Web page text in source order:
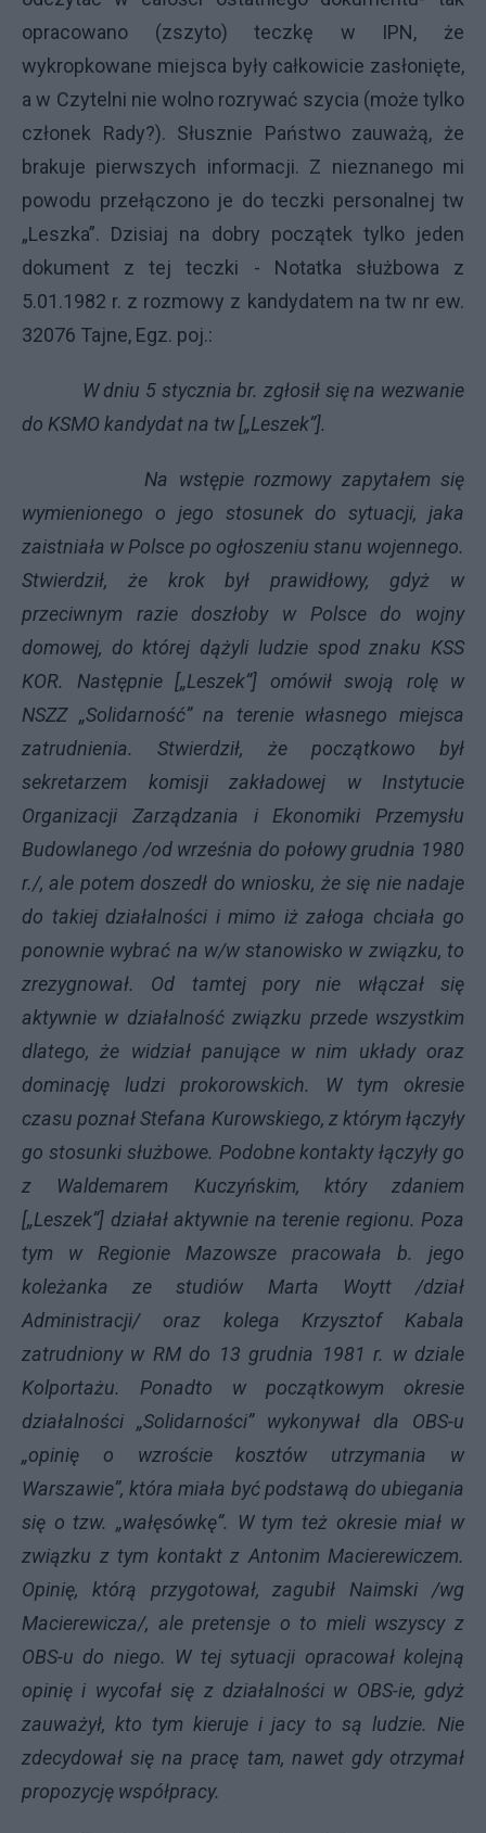
opracowano (zszyto) teczkę w IPN, że
wykropkowane miejsca były całkowicie zasłonięte,
a w Czytelni nie wolno rozrywać szycia (może tylko
członek Rady?). Słusznie Państwo zauważą, że
brakuje pierwszych informacji. Z nieznanego mi
powodu przełączono je do teczki personalnej tw
„Leszka”. Dzisiaj na dobry początek tylko jeden
dokument z tej teczki - Notatka służbowa z
5.01.1982 r. z rozmowy z kandydatem na tw nr ew.
32076 Tajne, Egz. poj.:
W dniu 5 stycznia br. zgłosił się na wezwanie
do KSMO kandydat na tw [„Leszek”].
Na wstępie rozmowy zapytałem się
wymienionego o jego stosunek do sytuacji, jaka
zaistniała w Polsce po ogłoszeniu stanu wojennego.
Stwierdził, że krok był prawidłowy, gdyż w
przeciwnym razie doszłoby w Polsce do wojny
domowej, do której dążyli ludzie spod znaku KSS
KOR. Następnie [„Leszek”] omówił swoją rolę w
NSZZ „Solidarność” na terenie własnego miejsca
zatrudnienia. Stwierdził, że początkowo był
sekretarzem komisji zakładowej w Instytucie
Organizacji Zarządzania i Ekonomiki Przemysłu
Budowlanego /od września do połowy grudnia 1980
r./, ale potem doszedł do wniosku, że się nie nadaje
do takiej działalności i mimo iż załoga chciała go
ponownie wybrać na w/w stanowisko w związku, to
zrezygnował. Od tamtej pory nie włączał się
aktywnie w działalność związku przede wszystkim
dlatego, że widział panujące w nim układy oraz
dominację ludzi prokorowskich. W tym okresie
czasu poznał Stefana Kurowskiego, z którym łączyły
go stosunki służbowe. Podobne kontakty łączyły go
z Waldemarem Kuczyńskim, który zdaniem
[„Leszek”] działał aktywnie na terenie regionu. Poza
tym w Regionie Mazowsze pracowała b. jego
koleżanka ze studiów Marta Woytt /dział
Administracji/ oraz kolega Krzysztof Kabala
zatrudniony w RM do 13 grudnia 1981 r. w dziale
Kolportażu. Ponadto w początkowym okresie
działalności „Solidarności” wykonywał dla OBS-u
„opinię o wzroście kosztów utrzymania w
Warszawie”, która miała być podstawą do ubiegania
się o tzw. „wałęsówkę”. W tym też okresie miał w
związku z tym kontakt z Antonim Macierewiczem.
Opinię, którą przygotował, zagubił Naimski /wg
Macierewicza/, ale pretensje o to mieli wszyscy z
OBS-u do niego. W tej sytuacji opracował kolejną
opinię i wycofał się z działalności w OBS-ie, gdyż
zauważył, kto tym kieruje i jacy to są ludzie. Nie
zdecydował się na pracę tam, nawet gdy otrzymał
propozycję współpracy.